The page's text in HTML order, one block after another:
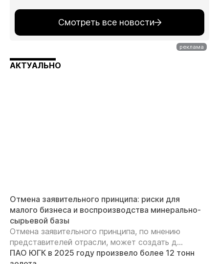
Смотреть все новости
АКТУАЛЬНО
Отмена заявительного принципа: риски для
малого бизнеса и воспроизводства минерально-
сырьевой базы
Отмена заявительного принципа, по мнению
представителей отрасли, может создать д...
ПАО ЮГК в 2025 году произвело более 12 тонн